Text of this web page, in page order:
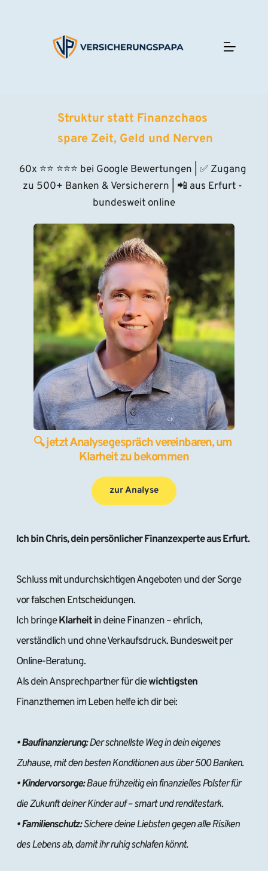
Struktur statt Finanzchaos
spare Zeit, Geld und Nerven
60x ⭐⭐ ⭐⭐⭐ bei Google Bewertungen | ✅ Zugang
zu 500+ Banken & Versicherern | 📲 aus Erfurt -
bundesweit online
🔍 jetzt Analysegespräch vereinbaren, um
Klarheit zu bekommen
zur Analyse
Ich bin Chris, dein persönlicher Finanzexperte aus Erfurt.
Schluss mit undurchsichtigen Angeboten und der Sorge
vor falschen Entscheidungen.
Ich bringe Klarheit in deine Finanzen – ehrlich,
verständlich und ohne Verkaufsdruck. Bundesweit per
Online-Beratung.
Als dein Ansprechpartner für die
wichtigsten
Finanzthemen im Leben helfe ich dir bei:
• Baufinanzierung: Der schnellste Weg in dein eigenes
Zuhause, mit den besten Konditionen aus über 500 Banken.
• Kindervorsorge: Baue frühzeitig ein finanzielles Polster für
die Zukunft deiner Kinder auf – smart und renditestark.
• Familienschutz: Sichere deine Liebsten gegen alle Risiken
des Lebens ab, damit ihr ruhig schlafen könnt.